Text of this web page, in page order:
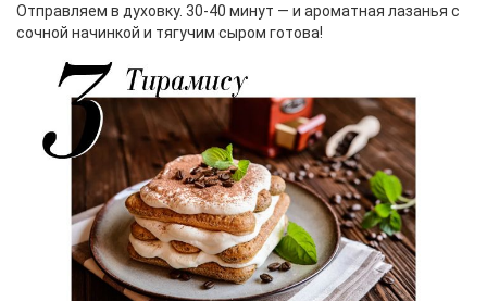
Отправляем в духовку. 30-40 минут — и ароматная лазанья с
сочной начинкой и тягучим сыром готова!